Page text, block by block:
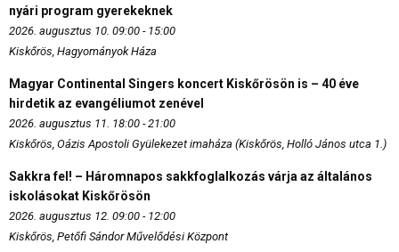
nyári program gyerekeknek
2026. augusztus 10. 09:00 - 15:00
Kiskőrös, Hagyományok Háza
Magyar Continental Singers koncert Kiskőrösön is – 40 éve
hirdetik az evangéliumot zenével
2026. augusztus 11. 18:00 - 21:00
Kiskőrös, Oázis Apostoli Gyülekezet imaháza (Kiskőrös, Holló János utca 1.)
Sakkra fel! – Háromnapos sakkfoglalkozás várja az általános
iskolásokat Kiskőrösön
2026. augusztus 12. 09:00 - 12:00
Kiskőrös, Petőfi Sándor Művelődési Központ